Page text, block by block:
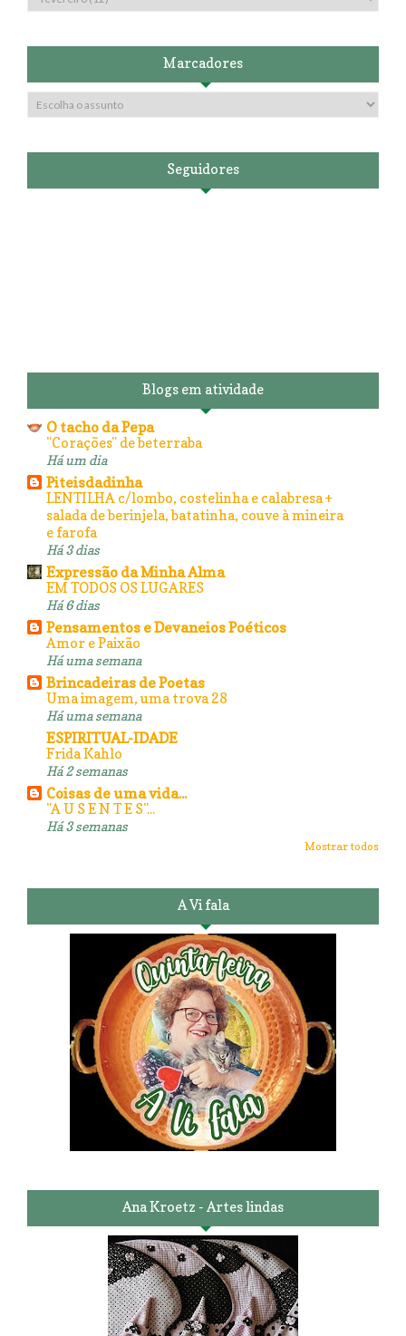
Marcadores
Seguidores
Blogs em atividade
O tacho da Pepa
"Corações" de beterraba
Há um dia
Piteisdadinha
LENTILHA c/lombo, costelinha e calabresa +
salada de berinjela, batatinha, couve à mineira
e farofa
Há 3 dias
Expressão da Minha Alma
EM TODOS OS LUGARES
Há 6 dias
Pensamentos e Devaneios Poéticos
Amor e Paixão
Há uma semana
Brincadeiras de Poetas
Uma imagem, uma trova 28
Há uma semana
ESPIRITUAL-IDADE
Frida Kahlo
Há 2 semanas
Coisas de uma vida...
"A U S E N T E S"...
Há 3 semanas
Mostrar todos
A Vi fala
Ana Kroetz - Artes lindas